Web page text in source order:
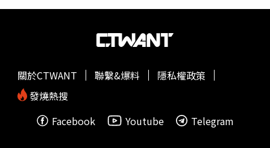
關於CTWANT 聯繫&爆料
隱私權政策
發燒熱搜
Facebook
Youtube Telegram